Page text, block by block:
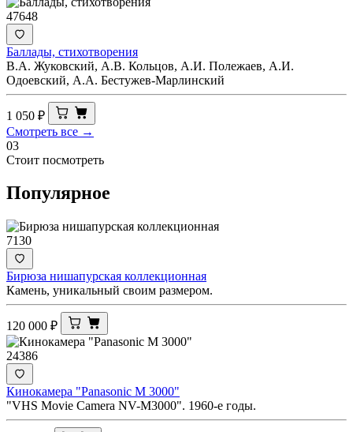
47648
Баллады, стихотворения
В.А. Жуковский, А.В. Кольцов, А.И. Полежаев, А.И.
Одоевский, А.А. Бестужев-Марлинский
1 050 ₽
Смотреть все →
03
Стоит посмотреть
Популярное
7130
Бирюза нишапурская коллекционная
Камень, уникальный своим размером.
120 000 ₽
24386
Кинокамера "Panasonic M 3000"
"VHS Movie Camera NV-M3000". 1960-е годы.